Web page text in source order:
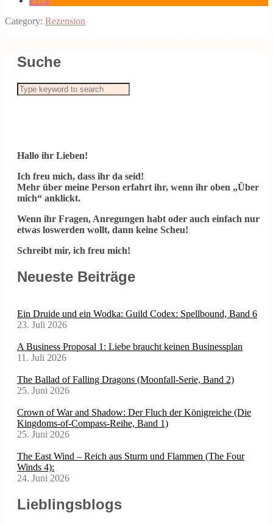
Category: Rezension
Suche
Hallo ihr Lieben!
Ich freu mich, dass ihr da seid!
Mehr über meine Person erfahrt ihr, wenn ihr oben „Über
mich“ anklickt.
Wenn ihr Fragen, Anregungen habt oder auch einfach nur
etwas loswerden wollt, dann keine Scheu!
Schreibt mir, ich freu mich!
Neueste Beiträge
Ein Druide und ein Wodka: Guild Codex: Spellbound, Band 6
23. Juli 2026
A Business Proposal 1: Liebe braucht keinen Businessplan
11. Juli 2026
The Ballad of Falling Dragons (Moonfall-Serie, Band 2)
25. Juni 2026
Crown of War and Shadow: Der Fluch der Königreiche (Die
Kingdoms-of-Compass-Reihe, Band 1)
25. Juni 2026
The East Wind – Reich aus Sturm und Flammen (The Four
Winds 4):
24. Juni 2026
Lieblingsblogs